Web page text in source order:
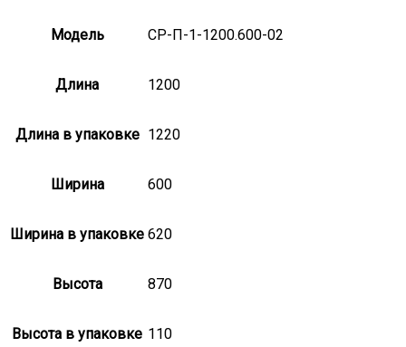
Модель СР-П-1-1200.600-02
Длина 1200
Длина в упаковке 1220
Ширина 600
Ширина в упаковке 620
Высота 870
Высота в упаковке 110